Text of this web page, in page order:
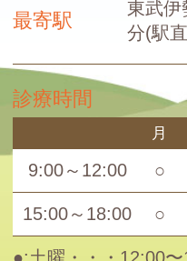
最寄駅
東武伊
分(駅
診療時間
月
9:00～12:00 ○
15:00～18:00 ○